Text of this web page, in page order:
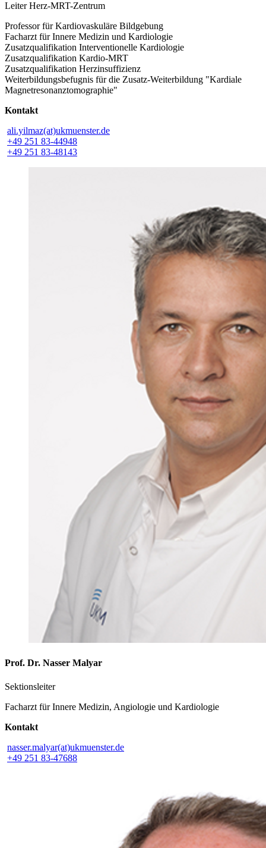
Leiter Herz-MRT-Zentrum
Professor für Kardiovaskuläre Bildgebung
Facharzt für Innere Medizin und Kardiologie
Zusatzqualifikation Interventionelle Kardiologie
Zusatzqualifikation Kardio-MRT
Zusatzqualifikation Herzinsuffizienz
Weiterbildungsbefugnis für die Zusatz-Weiterbildung "Kardiale
Magnetresonanztomographie"
Kontakt
ali.yilmaz(at)ukmuenster.de
+49 251 83-44948
+49 251 83-48143
Prof. Dr. Nasser Malyar
Sektionsleiter
Facharzt für Innere Medizin, Angiologie und Kardiologie
Kontakt
nasser.malyar(at)ukmuenster.de
+49 251 83-47688